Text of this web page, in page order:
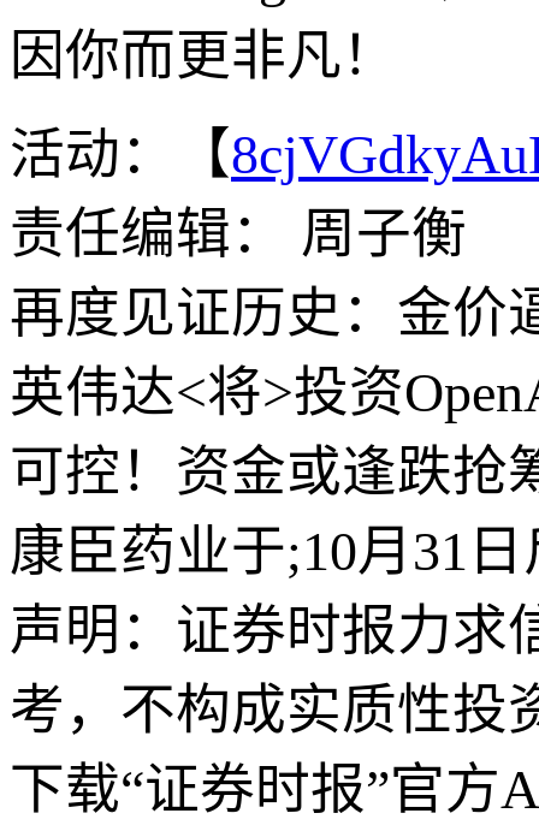
因你而更非凡！
活动：【
责任编辑： 周子衡
再度见证历史：金价
英伟达<将>投资
可控！资金或逢跌抢
康臣药业于;10月31
声明：证券时报力求
考，不构成实质性投
下载“证券时报”官方